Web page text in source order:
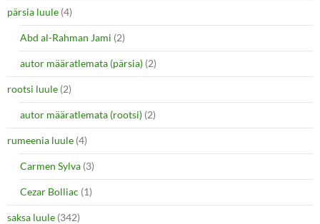
pärsia luule (4)
Abd al-Rahman Jami (2)
autor määratlemata (pärsia) (2)
rootsi luule (2)
autor määratlemata (rootsi) (2)
rumeenia luule (4)
Carmen Sylva (3)
Cezar Bolliac (1)
saksa luule (342)